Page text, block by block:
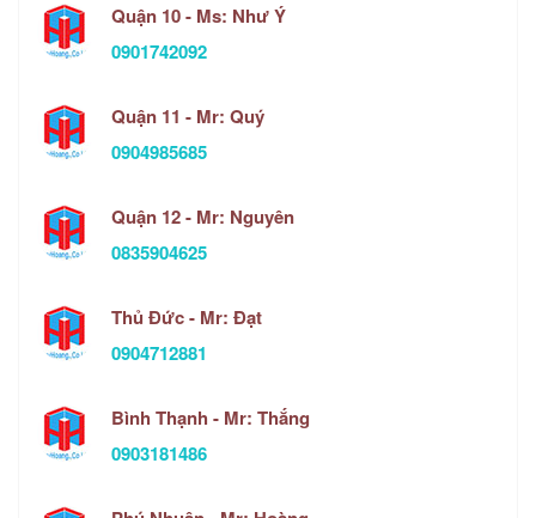
Quận 10 - Ms: Như Ý
0901742092
Quận 11 - Mr: Quý
0904985685
Quận 12 - Mr: Nguyên
0835904625
Thủ Đức - Mr: Đạt
0904712881
Bình Thạnh - Mr: Thắng
0903181486